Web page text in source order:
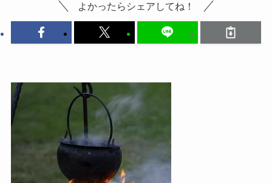
よかったらシェアしてね！